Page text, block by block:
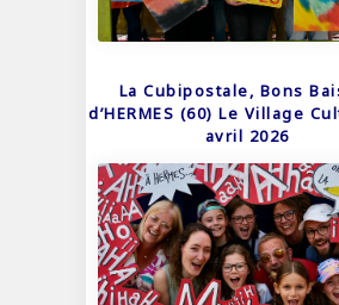
La Cubipostale, Bons
d’HERMES (60) Le Village
avril 2026